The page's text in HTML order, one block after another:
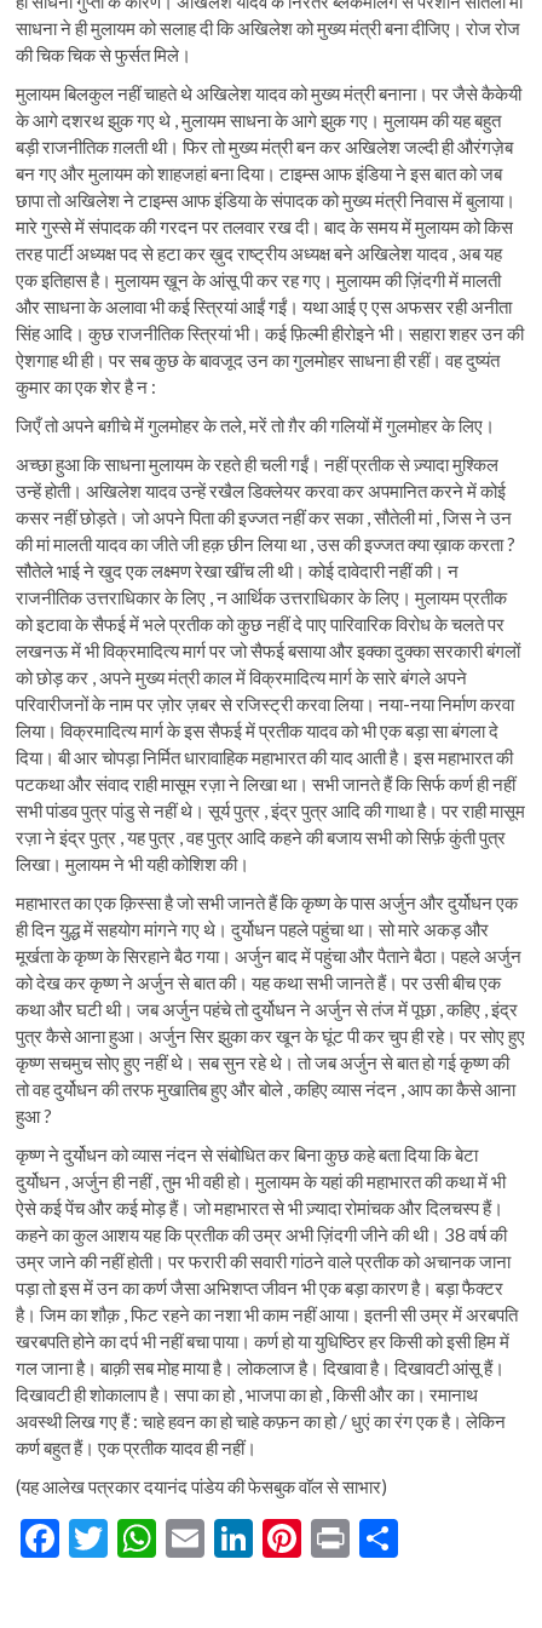
साधना ने ही मुलायम को सलाह दी कि अखिलेश को मुख्य मंत्री बना दीजिए। रोज रोज
की चिक चिक से फुर्सत मिले।
मुलायम बिलकुल नहीं चाहते थे अखिलेश यादव को मुख्य मंत्री बनाना। पर जैसे कैकेयी
के आगे दशरथ झुक गए थे , मुलायम साधना के आगे झुक गए। मुलायम की यह बहुत
बड़ी राजनीतिक ग़लती थी। फिर तो मुख्य मंत्री बन कर अखिलेश जल्दी ही औरंगज़ेब
बन गए और मुलायम को शाहजहां बना दिया। टाइम्स आफ इंडिया ने इस बात को जब
छापा तो अखिलेश ने टाइम्स आफ इंडिया के संपादक को मुख्य मंत्री निवास में बुलाया।
मारे गुस्से में संपादक की गरदन पर तलवार रख दी। बाद के समय में मुलायम को किस
तरह पार्टी अध्यक्ष पद से हटा कर ख़ुद राष्ट्रीय अध्यक्ष बने अखिलेश यादव , अब यह
एक इतिहास है। मुलायम ख़ून के आंसू पी कर रह गए। मुलायम की ज़िंदगी में मालती
और साधना के अलावा भी कई स्त्रियां आईं गईं। यथा आई ए एस अफसर रही अनीता
सिंह आदि। कुछ राजनीतिक स्त्रियां भी। कई फ़िल्मी हीरोइने भी। सहारा शहर उन की
ऐशगाह थी ही। पर सब कुछ के बावजूद उन का गुलमोहर साधना ही रहीं। वह दुष्यंत
कुमार का एक शेर है न :
जिएँ तो अपने बग़ीचे में गुलमोहर के तले, मरें तो ग़ैर की गलियों में गुलमोहर के लिए।
अच्छा हुआ कि साधना मुलायम के रहते ही चली गईं। नहीं प्रतीक से ज़्यादा मुश्किल
उन्हें होती। अखिलेश यादव उन्हें रखैल डिक्लेयर करवा कर अपमानित करने में कोई
कसर नहीं छोड़ते। जो अपने पिता की इज्जत नहीं कर सका , सौतेली मां , जिस ने उन
की मां मालती यादव का जीते जी हक़ छीन लिया था , उस की इज्जत क्या ख़ाक करता ?
सौतेले भाई ने खुद एक लक्ष्मण रेखा खींच ली थी। कोई दावेदारी नहीं की। न
राजनीतिक उत्तराधिकार के लिए , न आर्थिक उत्तराधिकार के लिए। मुलायम प्रतीक
को इटावा के सैफई में भले प्रतीक को कुछ नहीं दे पाए पारिवारिक विरोध के चलते पर
लखनऊ में भी विक्रमादित्य मार्ग पर जो सैफई बसाया और इक्का दुक्का सरकारी बंगलों
को छोड़ कर , अपने मुख्य मंत्री काल में विक्रमादित्य मार्ग के सारे बंगले अपने
परिवारीजनों के नाम पर ज़ोर ज़बर से रजिस्ट्री करवा लिया। नया-नया निर्माण करवा
लिया। विक्रमादित्य मार्ग के इस सैफई में प्रतीक यादव को भी एक बड़ा सा बंगला दे
दिया। बी आर चोपड़ा निर्मित धारावाहिक महाभारत की याद आती है। इस महाभारत की
पटकथा और संवाद राही मासूम रज़ा ने लिखा था। सभी जानते हैं कि सिर्फ कर्ण ही नहीं
सभी पांडव पुत्र पांडु से नहीं थे। सूर्य पुत्र , इंद्र पुत्र आदि की गाथा है। पर राही मासूम
रज़ा ने इंद्र पुत्र , यह पुत्र , वह पुत्र आदि कहने की बजाय सभी को सिर्फ़ कुंती पुत्र
लिखा। मुलायम ने भी यही कोशिश की।
महाभारत का एक क़िस्सा है जो सभी जानते हैं कि कृष्ण के पास अर्जुन और दुर्योधन एक
ही दिन युद्ध में सहयोग मांगने गए थे। दुर्योधन पहले पहुंचा था। सो मारे अकड़ और
मूर्खता के कृष्ण के सिरहाने बैठ गया। अर्जुन बाद में पहुंचा और पैताने बैठा। पहले अर्जुन
को देख कर कृष्ण ने अर्जुन से बात की। यह कथा सभी जानते हैं। पर उसी बीच एक
कथा और घटी थी। जब अर्जुन पहंचे तो दुर्योधन ने अर्जुन से तंज में पूछा , कहिए , इंद्र
पुत्र कैसे आना हुआ। अर्जुन सिर झुका कर खून के घूंट पी कर चुप ही रहे। पर सोए हुए
कृष्ण सचमुच सोए हुए नहीं थे। सब सुन रहे थे। तो जब अर्जुन से बात हो गई कृष्ण की
तो वह दुर्योधन की तरफ मुखातिब हुए और बोले , कहिए व्यास नंदन , आप का कैसे आना
हुआ ?
कृष्ण ने दुर्योधन को व्यास नंदन से संबोधित कर बिना कुछ कहे बता दिया कि बेटा
दुर्योधन , अर्जुन ही नहीं , तुम भी वही हो। मुलायम के यहां की महाभारत की कथा में भी
ऐसे कई पेंच और कई मोड़ हैं। जो महाभारत से भी ज़्यादा रोमांचक और दिलचस्प हैं।
कहने का कुल आशय यह कि प्रतीक की उम्र अभी ज़िंदगी जीने की थी। 38 वर्ष की
उम्र जाने की नहीं होती। पर फरारी की सवारी गांठने वाले प्रतीक को अचानक जाना
पड़ा तो इस में उन का कर्ण जैसा अभिशप्त जीवन भी एक बड़ा कारण है। बड़ा फैक्टर
है। जिम का शौक़ , फिट रहने का नशा भी काम नहीं आया। इतनी सी उम्र में अरबपति
खरबपति होने का दर्प भी नहीं बचा पाया। कर्ण हो या युधिष्ठिर हर किसी को इसी हिम में
गल जाना है। बाक़ी सब मोह माया है। लोकलाज है। दिखावा है। दिखावटी आंसू हैं।
दिखावटी ही शोकालाप है। सपा का हो , भाजपा का हो , किसी और का। रमानाथ
अवस्थी लिख गए हैं : चाहे हवन का हो चाहे कफ़न का हो / धुएं का रंग एक है। लेकिन
कर्ण बहुत हैं। एक प्रतीक यादव ही नहीं।
(यह आलेख पत्रकार दयानंद पांडेय की फेसबुक वाॅल से साभार)
F
T
W E
Li Pi Pr